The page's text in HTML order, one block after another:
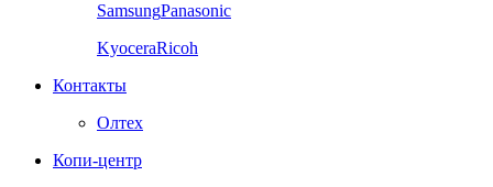
SamsungPanasonic
KyoceraRicoh
Контакты
Олтех
Копи-центр